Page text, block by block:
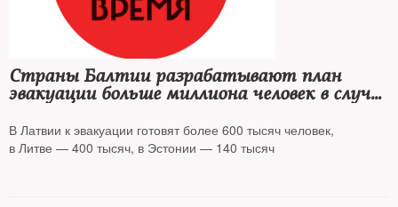
Страны Балтии разрабатывают план
эвакуации больше миллиона человек в случае
В Латвии к эвакуации готовят более 600 тысяч человек,
в Литве — 400 тысяч, в Эстонии — 140 тысяч